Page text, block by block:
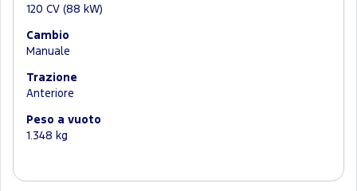
120 CV (88 kW)
Cambio
Manuale
Trazione
Anteriore
Peso a vuoto
1.348 kg